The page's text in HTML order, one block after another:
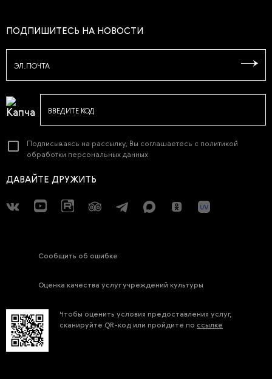
ПОДПИШИТЕСЬ НА НОВОСТИ
ЭЛ.ПОЧТА
ВВЕДИТЕ КОД
Подписываясь на рассылку, Вы соглашаетесь с политикой
обработки персональных данных
ДАВАЙТЕ ДРУЖИТЬ
Сообщить об ошибке
Оценка качества услуг учреждений культуры
Чтобы оценить условия предоставления услуг,
сканируйте QR-код или пройдите по ссылке